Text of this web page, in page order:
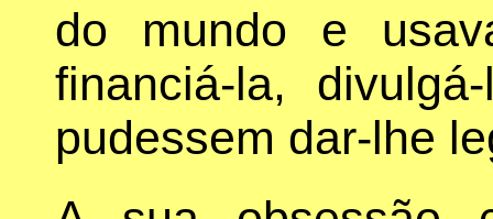
do mundo e
financiá-la,
pudessem dar-lhe